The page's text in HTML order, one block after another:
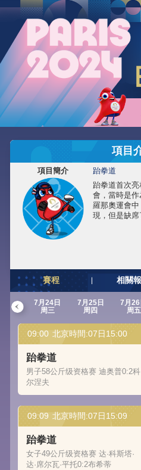
項目
項目簡介
跆拳道
跆拳道首次
會，當時是
羅那奧運會
現，但是缺席
正式獎牌項
賽程 相關
7月24日
周三
7月25日
周四
7月26
周五
09:00 北京時間:07日15:00
跆拳道
男子58公斤级资格赛 迪奥普0:2科
尔涅夫
09:09 北京時間:07日15:09
跆拳道
女子49公斤级资格赛 达·科斯塔·
达·席尔瓦·平托0:2布希蒂